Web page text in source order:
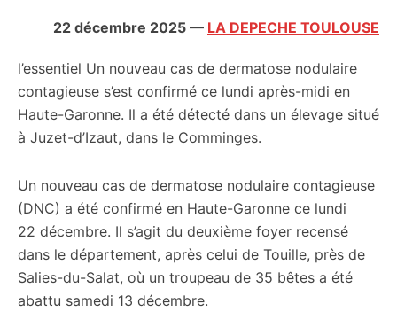
22 décembre 2025 — LA DEPECHE TOULOUSE
l’essentiel Un nouveau cas de dermatose nodulaire
contagieuse s’est confirmé ce lundi après-midi en
Haute-Garonne. Il a été détecté dans un élevage situé
à Juzet-d’Izaut, dans le Comminges.
Un nouveau cas de dermatose nodulaire contagieuse
(DNC) a été confirmé en Haute-Garonne ce lundi
22 décembre. Il s’agit du deuxième foyer recensé
dans le département, après celui de Touille, près de
Salies-du-Salat, où un troupeau de 35 bêtes a été
abattu samedi 13 décembre.